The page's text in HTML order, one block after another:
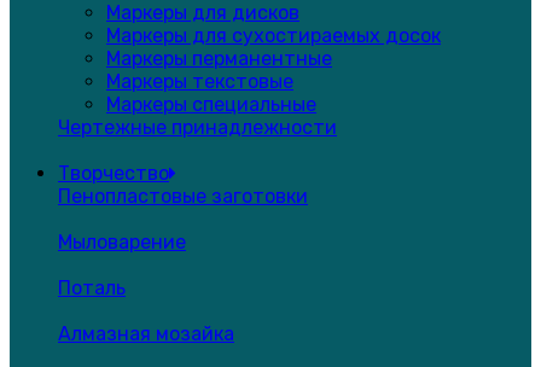
Маркеры для дисков
Маркеры для сухостираемых досок
Маркеры перманентные
Маркеры текстовые
Маркеры специальные
Чертежные принадлежности
Творчество
Пенопластовые заготовки
Мыловарение
Поталь
Алмазная мозайка